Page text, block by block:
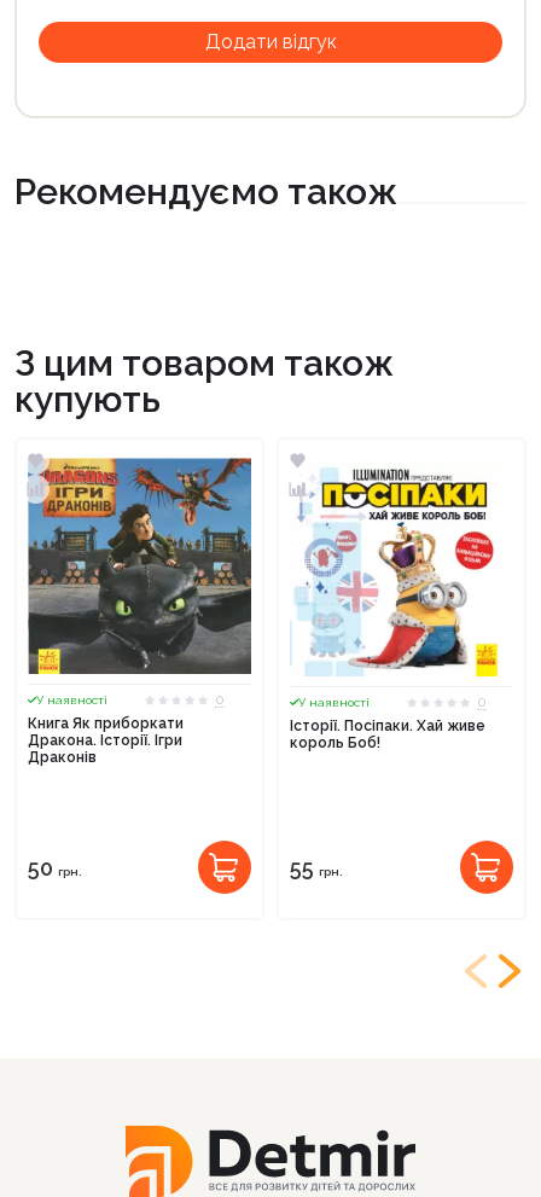
Рекомендуємо також
З цим товаром також
купують
У наявності
0
Книга Як приборкати
Дракона. Історії. Ігри
Драконів
50 грн.
У наявності
0
Історії. Посіпаки. Хай живе
король Боб!
55 грн.